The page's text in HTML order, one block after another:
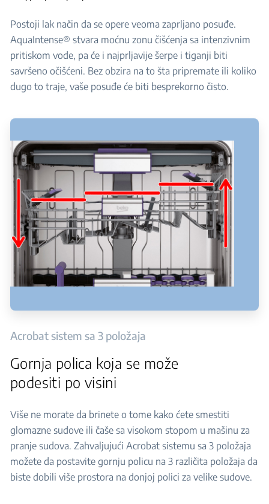
Postoji lak način da se opere veoma zaprljano posuđe.
AquaIntense® stvara moćnu zonu čišćenja sa intenzivnim
pritiskom vode, pa će i najprljavije šerpe i tiganji biti
savršeno očišćeni. Bez obzira na to šta pripremate ili koliko
dugo to traje, vaše posuđe će biti besprekorno čisto.
Acrobat sistem sa 3 položaja
Gornja polica koja se može
podesiti po visini
Više ne morate da brinete o tome kako ćete smestiti
glomazne sudove ili čaše sa visokom stopom u mašinu za
pranje sudova. Zahvaljujući Acrobat sistemu sa 3 položaja
možete da postavite gornju policu na 3 različita položaja da
biste dobili više prostora na donjoj polici za velike sudove.